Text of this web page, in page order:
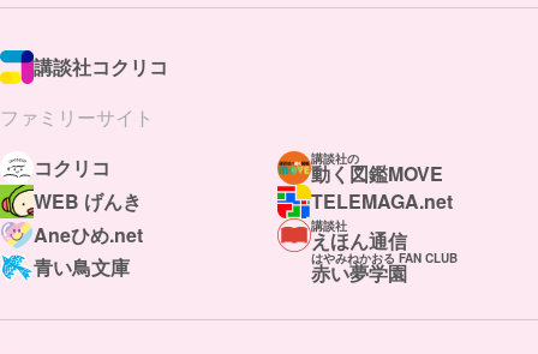
講談社コクリコ
ファミリーサイト
コクリコ
講談社の
動く図鑑MOVE
WEB げんき
TELEMAGA.net
Aneひめ.net
講談社
えほん通信
青い鳥文庫
はやみねかおる FAN CLUB
赤い夢学園